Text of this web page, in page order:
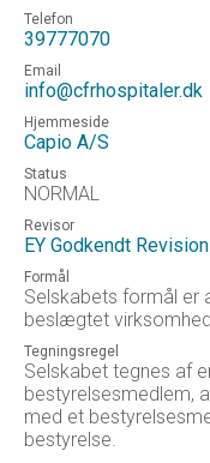
Telefon
39777070
Email
info@cfrhospitaler.dk
Hjemmeside
Capio A/S
Status
NORMAL
Revisor
EY Godkendt
Formål
Selskabets formål er
beslægtet
Tegningsregel
Selskabet tegnes af
bestyrelsesmedlem,
med et
bestyrelse.